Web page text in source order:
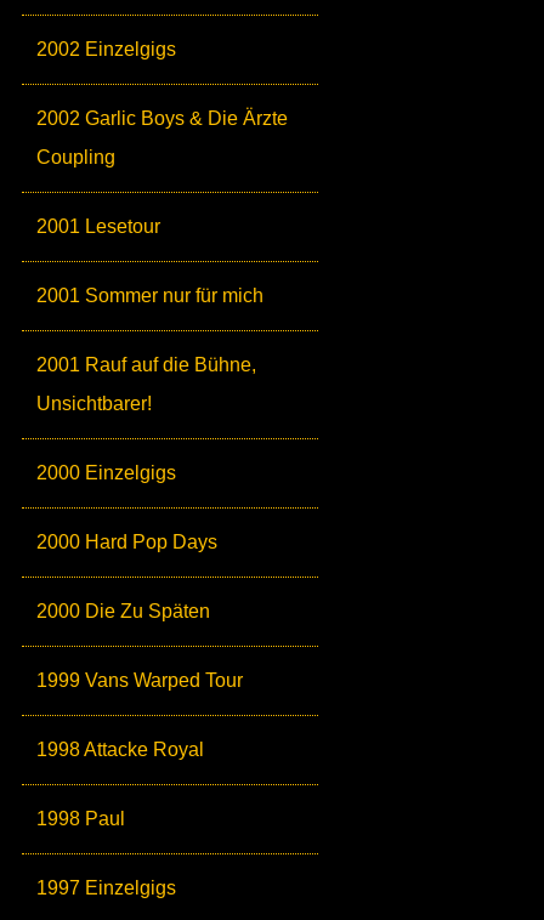
2002 Einzelgigs
2002 Garlic Boys & Die Ärzte
Coupling
2001 Lesetour
2001 Sommer nur für mich
2001 Rauf auf die Bühne,
Unsichtbarer!
2000 Einzelgigs
2000 Hard Pop Days
2000 Die Zu Späten
1999 Vans Warped Tour
1998 Attacke Royal
1998 Paul
1997 Einzelgigs